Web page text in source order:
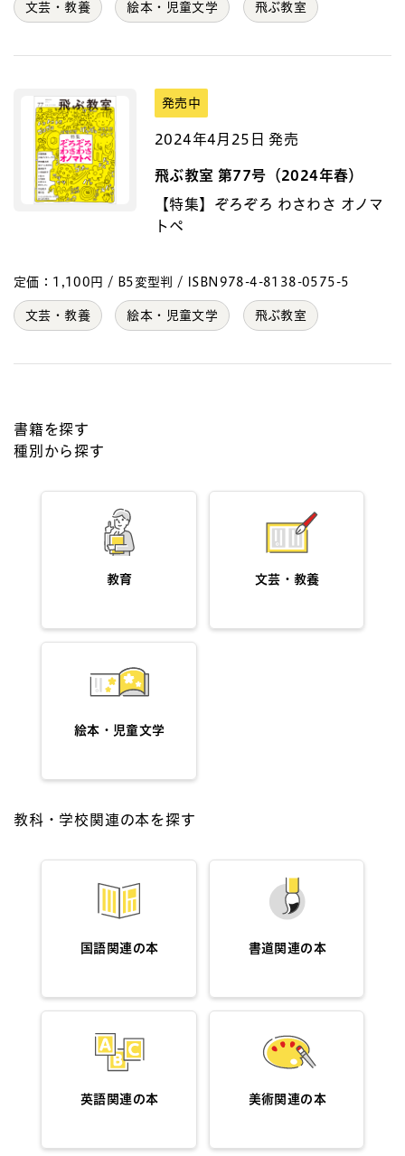
文芸・教養 絵本・児童文学 飛ぶ教室
発売中
2024年4月25日 発売
飛ぶ教室 第77号（2024年春）
【特集】ぞろぞろ わさわさ オノマ
トペ
定価：1,100円 / B5変型判 / ISBN978-4-8138-0575-5
文芸・教養 絵本・児童文学 飛ぶ教室
書籍を探す
種別から探す
教育 文芸・教養
絵本・児童文学
教科・学校関連の本を探す
国語関連の本 書道関連の本
英語関連の本 美術関連の本